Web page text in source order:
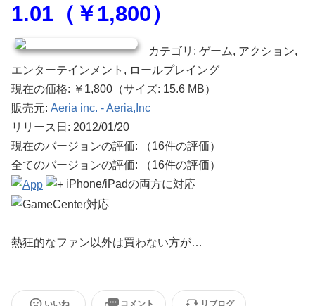
1.01（￥1,800）
カテゴリ: ゲーム, アクション,
エンターテインメント, ロールプレイング
現在の価格: ￥1,800（サイズ: 15.6 MB）
販売元: Aeria inc. - Aeria,Inc
リリース日: 2012/01/20
現在のバージョンの評価:
（16件の評価）
全てのバージョンの評価:
（16件の評価）
iPhone/iPadの両方に対応
熱狂的なファン以外は買わない方が…